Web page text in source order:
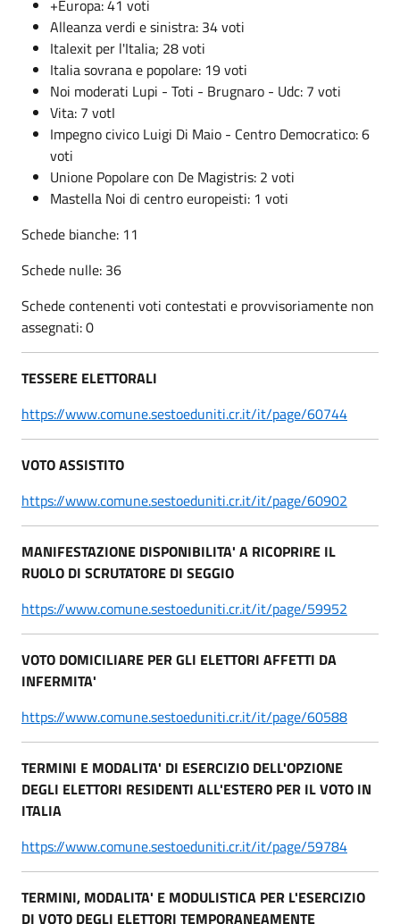
+Europa: 41 voti
Alleanza verdi e sinistra: 34 voti
Italexit per l'Italia; 28 voti
Italia sovrana e popolare: 19 voti
Noi moderati Lupi - Toti - Brugnaro - Udc: 7 voti
Vita: 7 votI
Impegno civico Luigi Di Maio - Centro Democratico: 6
voti
Unione Popolare con De Magistris: 2 voti
Mastella Noi di centro europeisti: 1 voti
Schede bianche: 11
Schede nulle: 36
Schede contenenti voti contestati e provvisoriamente non
assegnati: 0
TESSERE ELETTORALI
https://www.comune.sestoeduniti.cr.it/it/page/60744
VOTO ASSISTITO
https://www.comune.sestoeduniti.cr.it/it/page/60902
MANIFESTAZIONE DISPONIBILITA' A RICOPRIRE IL
RUOLO DI SCRUTATORE DI SEGGIO
https://www.comune.sestoeduniti.cr.it/it/page/59952
VOTO DOMICILIARE PER GLI ELETTORI AFFETTI DA
INFERMITA'
https://www.comune.sestoeduniti.cr.it/it/page/60588
TERMINI E MODALITA' DI ESERCIZIO DELL'OPZIONE
DEGLI ELETTORI RESIDENTI ALL'ESTERO PER IL VOTO IN
ITALIA
https://www.comune.sestoeduniti.cr.it/it/page/59784
TERMINI, MODALITA' E MODULISTICA PER L'ESERCIZIO
DI VOTO DEGLI ELETTORI TEMPORANEAMENTE